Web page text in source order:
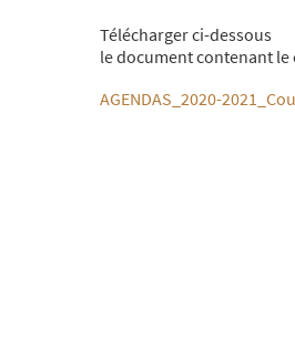
Télécharger ci-dessous
le document contenant le
AGENDAS_2020-